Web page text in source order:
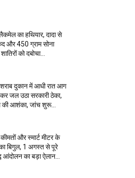
का हथियार, दादा से
और 450 ग्राम सोना
को दबोचा…
शराब दुकान में आधी रात आग
जल उठा सरकारी ठेका,
की आशंका, जांच शुरू…
और स्मार्ट मीटर के
बिगुल, 1 अगस्त से पूरे
आंदोलन का बड़ा ऐलान…